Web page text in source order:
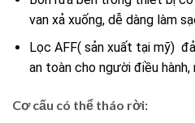
van xả xuống, dễ dàng làm
Lọc AFF( sản xuất tại mỹ)
an toàn cho người điều hành,
Cơ cấu có thể tháo rời: